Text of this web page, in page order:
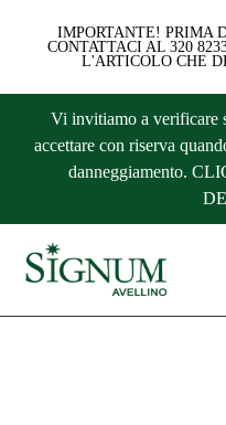
IMPORTANTE! PRIMA
CONTATTACI AL 320
L'ARTICOLO CHE
direttamente
Vi invitiamo a verificare
accettare con riserva
danneggiamento.